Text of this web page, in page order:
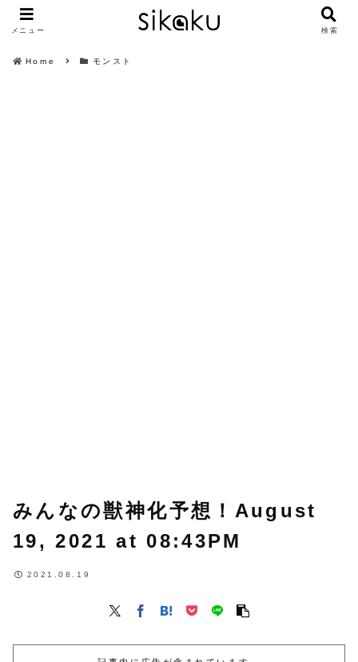
Home モンスト
みんなの獣神化予想！August
19, 2021 at 08:43PM
2021.08.19
メニュー 検索